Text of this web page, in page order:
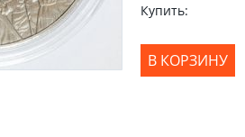
Купить:
В КОРЗИНУ